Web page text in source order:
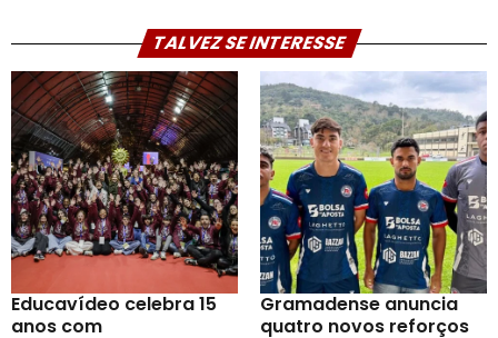
TALVEZ SE INTERESSE
Educavídeo celebra 15
anos com
Gramadense anuncia
quatro novos reforços